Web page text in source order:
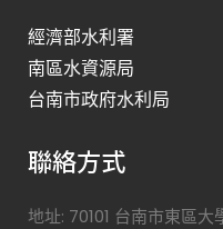
經濟部水利署
南區水資源局
台南市政府水利局
聯絡方式
地址: 70101 台南市東區